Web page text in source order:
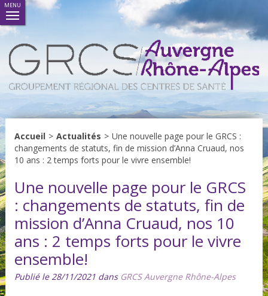
MENU
Accueil > Actualités > Une nouvelle page pour le GRCS :
changements de statuts, fin de mission d’Anna Cruaud, nos
10 ans : 2 temps forts pour le vivre ensemble!
Une nouvelle page pour le GRCS
: changements de statuts, fin de
mission d’Anna Cruaud, nos 10
ans : 2 temps forts pour le vivre
ensemble!
Publié le 28/11/2021 dans GRCS Auvergne Rhône-Alpes